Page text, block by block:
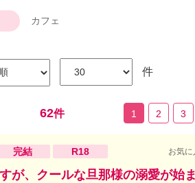
カフェ
件
62件 1 2 3
完結 R18 お気に
が、クールな旦那様の溺愛が始